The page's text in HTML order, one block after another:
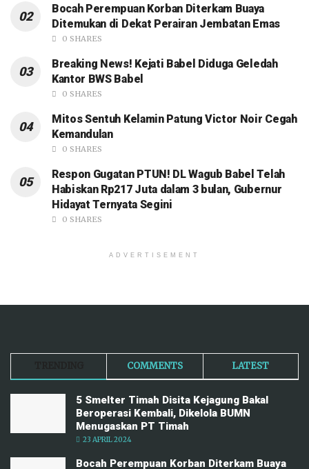
Bocah Perempuan Korban Diterkam Buaya
Ditemukan di Dekat Perairan Jembatan Emas
0 SHARES
Breaking News! Kejati Babel Diduga Geledah
Kantor BWS Babel
0 SHARES
Mitos Sentuh Kelamin Patung Victor Noir Cegah
Kemandulan
0 SHARES
Respon Gugatan PTUN! DL Wagub Babel Telah
Habiskan Rp217 Juta dalam 3 bulan, Gubernur
Hidayat Ternyata Segini
0 SHARES
ADVERTISEMENT
COMMENTS LATEST
5 Smelter Timah Disita Kejagung Bakal
Beroperasi Kembali, Dikelola BUMN
Menugaskan PT Timah
23 APRIL 2024
Bocah Perempuan Korban Diterkam Buaya